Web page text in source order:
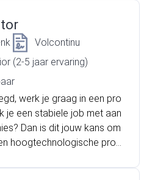
Volcontinu
(2-5 jaar ervaring)
werk je graag in een pro
je een stabiele job met aan
Dan is dit jouw kans om
hoogtechnologische prod
in Genk zijn wij